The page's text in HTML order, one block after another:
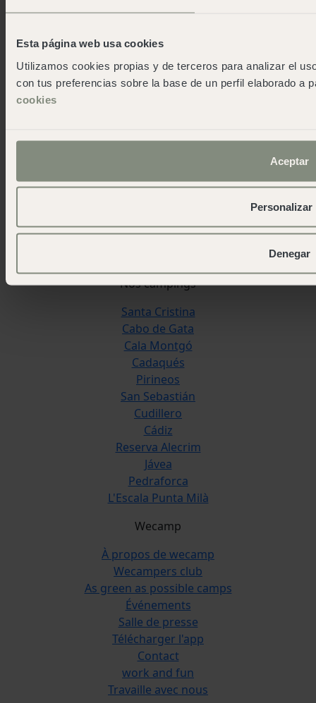
Esta página web usa cookies
Utilizamos cookies propias y de terceros para analizar el
con tus preferencias sobre la base de un perfil elaborado a
cookies
Aceptar
Personalizar
Denegar
d'histoires que d'histoires.
Reconnaissance de notre travail et de nos efforts en
Nos campings
Santa Cristina
Cabo de Gata
Cala Montgó
Cadaqués
Pirineos
San Sebastián
Cudillero
Cádiz
Reserva Alecrim
Jávea
Pedraforca
L'Escala Punta Milà
Wecamp
À propos de wecamp
Wecampers club
As green as possible camps
Événements
Salle de presse
Télécharger l'app
Contact
work and fun
Travaille avec nous